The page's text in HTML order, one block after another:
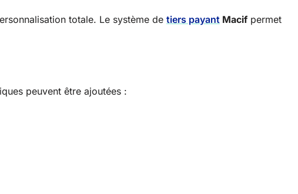
totale. Le système de tiers payant Macif permet
peuvent être ajoutées :